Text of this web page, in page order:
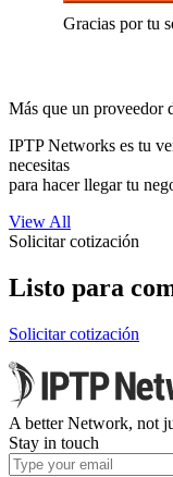
Gracias por tu
Más que un proveedor
IPTP Networks es tu
necesitas
para hacer llegar tu
View All
Solicitar cotización
Listo para
Solicitar cotización
A better Network, not
Stay in touch